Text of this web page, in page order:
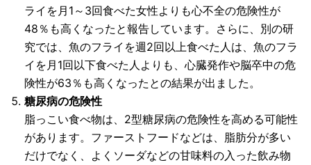
ライを月1～3回食べた女性よりも心不全の危険性が
48％も高くなったと報告しています。さらに、別の研
究では、魚のフライを週2回以上食べた人は、魚のフラ
イを月1回以下食べた人よりも、心臓発作や脳卒中の危
険性が63％も高くなったとの結果が出ました。
糖尿病の危険性
脂っこい食べ物は、2型糖尿病の危険性を高める可能性
があります。ファーストフードなどは、脂肪分が多い
だけでなく、よくソーダなどの甘味料の入った飲み物